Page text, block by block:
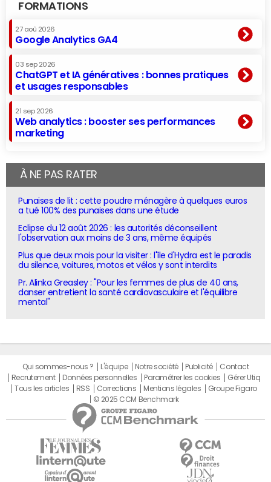
FORMATIONS
27 aoû 2026
Google Analytics GA4
03 sep 2026
ChatGPT et IA génératives : bonnes pratiques
et usages responsables
21 sep 2026
Web analytics : booster ses performances
marketing
À NE PAS RATER
Punaises de lit : cette poudre ménagère à quelques euros
a tué 100% des punaises dans une étude
Eclipse du 12 août 2026 : les autorités déconseillent
l'observation aux moins de 3 ans, même équipés
Plus que deux mois pour la visiter : l'île d'Hydra est le paradis
du silence, voitures, motos et vélos y sont interdits
Pr. Alinka Greasley : "Pour les femmes de plus de 40 ans,
danser entretient la santé cardiovasculaire et l'équilibre
mental"
Qui sommes-nous ? L'équipe Notre société Publicité
Contact
Recrutement
Données personnelles Paramétrer les cookies
Gérer Utiq
Tous les articles
RSS Corrections Mentions légales
Groupe Figaro
© 2025 CCM Benchmark